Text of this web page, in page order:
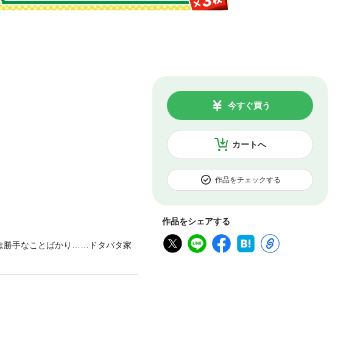
カートへ
今すぐ買う
作品をチェックする
作品をシェアする
勝手なことばかり……ドタバタ家